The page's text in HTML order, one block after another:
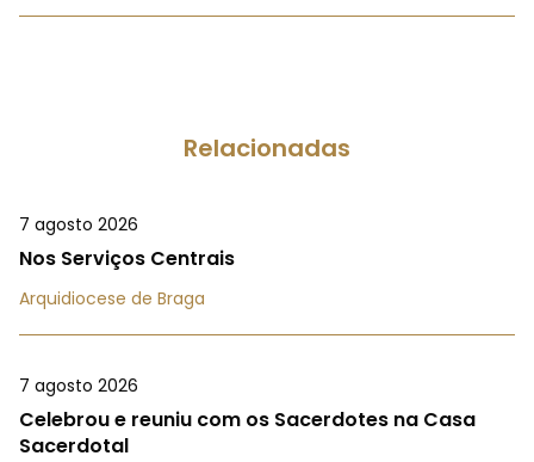
Relacionadas
7 agosto 2026
Nos Serviços Centrais
Arquidiocese de Braga
7 agosto 2026
Celebrou e reuniu com os Sacerdotes na Casa
Sacerdotal